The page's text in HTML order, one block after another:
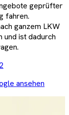
geprüfter
fahren.
ganzem LKW
und ist dadurch
ansehen